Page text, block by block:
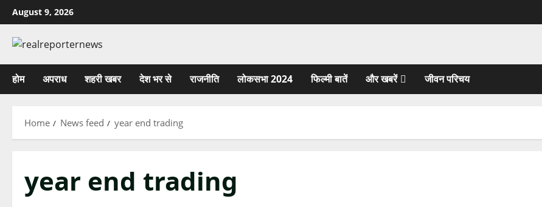
Skip
to
content
August 9, 2026
होम अपराध शहरी खबर देश भर से राजनीति लोकसभा 2024 फिल्मी बातें और खबरें जीवन परिचय
Home News feed year end trading
year end trading